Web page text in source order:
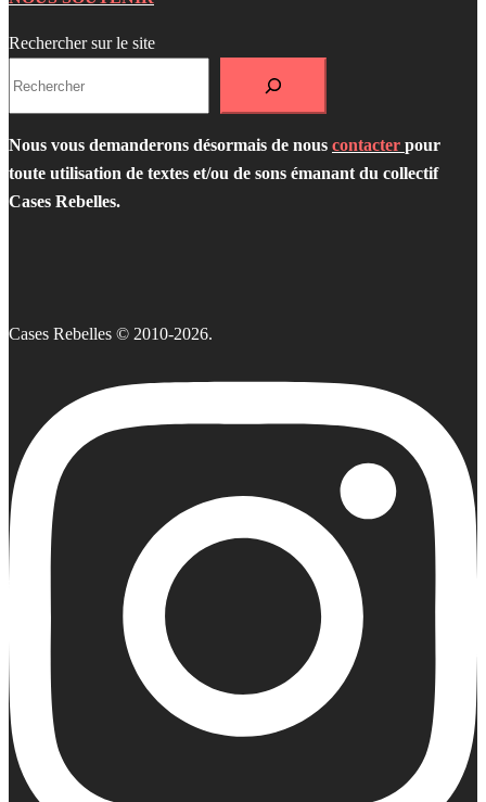
Rechercher sur le site
Nous vous demanderons désormais de nous contacter pour
toute utilisation de textes et/ou de sons émanant du collectif
Cases Rebelles.
Cases Rebelles © 2010-2026.